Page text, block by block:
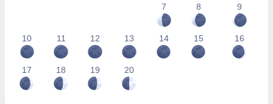
7
8 9
10 11 12 13 14 15 16
17 18 19 20